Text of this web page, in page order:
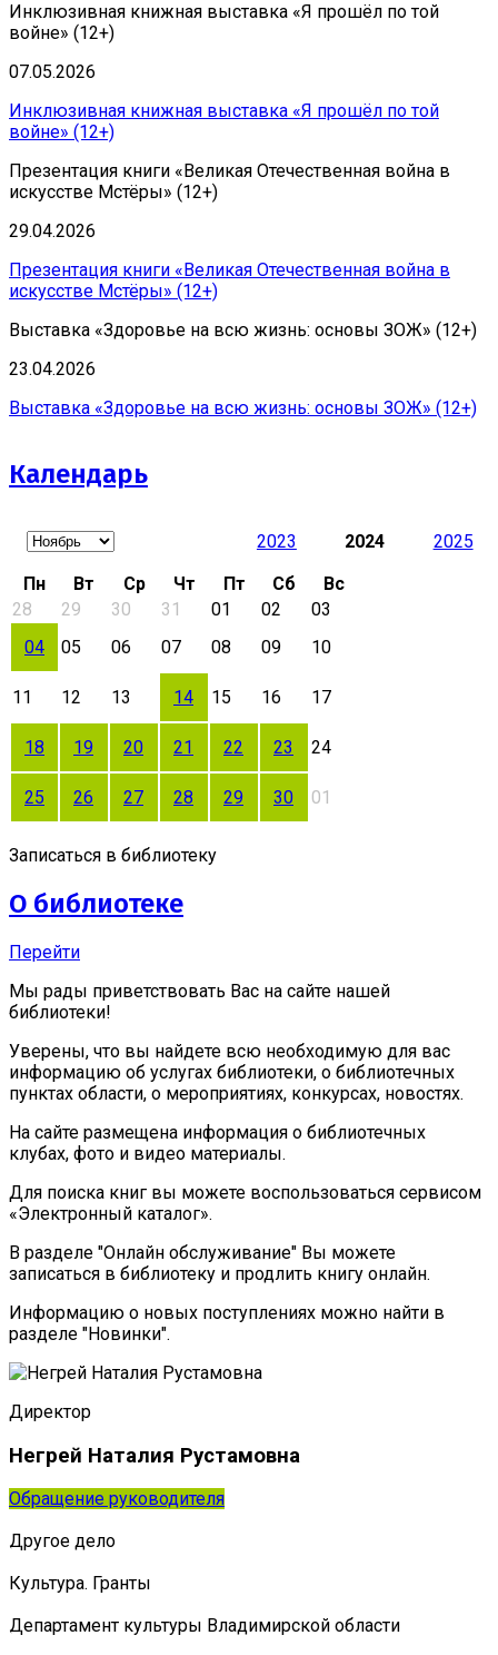
Инклюзивная книжная выставка «Я прошёл по той
войне» (12+)
07.05.2026
Инклюзивная книжная выставка «Я прошёл по той
войне» (12+)
Презентация книги «Великая Отечественная война в
искусстве Мстёры» (12+)
29.04.2026
Презентация книги «Великая Отечественная война в
искусстве Мстёры» (12+)
Выставка «Здоровье на всю жизнь: основы ЗОЖ» (12+)
23.04.2026
Выставка «Здоровье на всю жизнь: основы ЗОЖ» (12+)
Календарь
2023 2024 2025
Пн Вт Ср Чт Пт Сб
Вс
28
29 30 31 01 02
03
04
05 06 07 08 09 10
11 12 13 14 15 16 17
18 19 20 21 22 23 24
25 26 27 28 29 30 01
Записаться в библиотеку
О библиотеке
Перейти
Мы рады приветствовать Вас на сайте нашей
библиотеки!
Уверены, что вы найдете всю необходимую для вас
информацию об услугах библиотеки, о библиотечных
пунктах области, о мероприятиях, конкурсах, новостях.
На сайте размещена информация о библиотечных
клубах, фото и видео материалы.
Для поиска книг вы можете воспользоваться сервисом
«Электронный каталог».
В разделе "Онлайн обслуживание" Вы можете
записаться в библиотеку и продлить книгу онлайн.
Информацию о новых поступлениях можно найти в
разделе "Новинки".
Директор
Негрей Наталия Рустамовна
Обращение руководителя
Другое дело
Культура. Гранты
Департамент культуры Владимирской области